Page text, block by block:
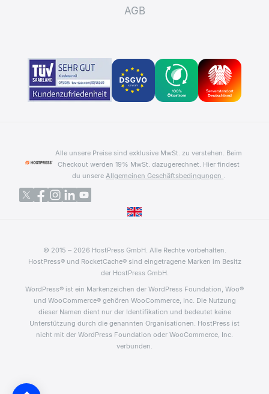
AGB
Alle unsere Preise sind exklusive MwSt. zu verstehen. Beim
Checkout werden 19% MwSt. dazugerechnet. Hier findest
du unsereAllgemeinen Geschäftsbedingungen .
© 2015 – 2026 HostPress GmbH. Alle Rechte vorbehalten.
HostPress® und RocketCache® sind eingetragene Marken im Besitz
der HostPress GmbH.
WordPress® ist ein Markenzeichen der WordPress Foundation, Woo®
und WooCommerce® gehören WooCommerce, Inc. Die Nutzung
dieser Namen dient nur der Identifikation und bedeutet keine
Unterstützung durch die genannten Organisationen. HostPress ist
nicht mit der WordPress Foundation oder WooCommerce, Inc.
verbunden.